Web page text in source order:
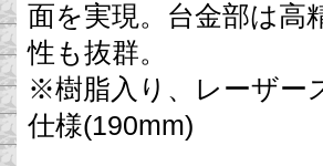
面を実現。台金部は高
性も抜群。
※樹脂入り、レーザー
仕様(190mm)